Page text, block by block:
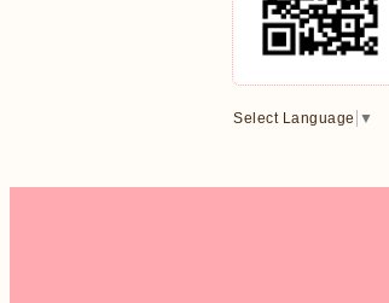
Select Language ▼